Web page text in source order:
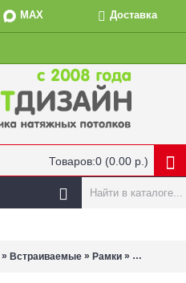
MAX Доставка
Товаров:0 (0.00 р.)
» Встраиваемые » Рамки » SNABB